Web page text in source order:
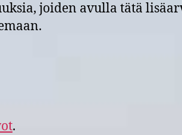
joiden avulla tätä
.